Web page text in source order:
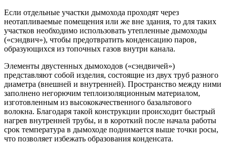
Если отдельные участки дымохода проходят через
неотапливаемые помещения или же вне здания, то для таких
участков необходимо использовать утепленные дымоходы
(«сэндвич»), чтобы предотвратить конденсацию паров,
образующихся из топочных газов внутри канала.
Элементы двустенных дымоходов («сэндвичей»)
представляют собой изделия, состоящие из двух труб разного
диаметра (внешней и внутренней). Пространство между ними
заполнено негорючим теплоизоляционным материалом,
изготовленным из высококачественного базальтового
волокна. Благодаря такой конструкции происходит быстрый
нагрев внутренней трубы, и в короткий после начала работы
срок температура в дымоходе поднимается выше точки росы,
что позволяет избежать образования конденсата.